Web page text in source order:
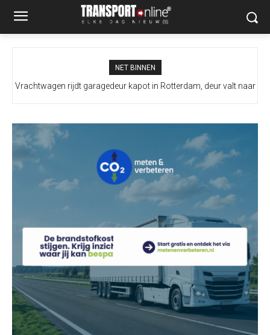
NET BINNEN
Vrachtwagen rijdt garagedeur kapot in Rotterdam, deur valt naar